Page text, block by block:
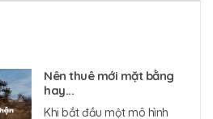
Nên thuê mới mặt bằng
hay...
Khi bắt đầu một mô hình